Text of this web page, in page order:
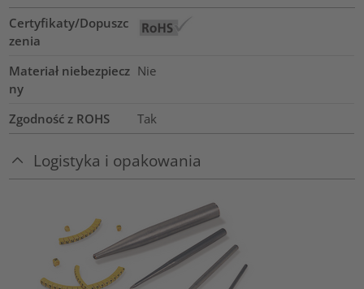
Certyfikaty/Dopuszc
zenia
Materiał niebezpiecz
ny
Nie
Zgodność z ROHS Tak
Logistyka i opakowania